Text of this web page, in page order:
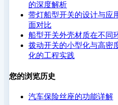
的深度解析
带灯船型开关的设计与应
面对比
船型开关外壳材质在不同
拨动开关的小型化与高密
化的工程实践
您的浏览历史
汽车保险丝座的功能详解